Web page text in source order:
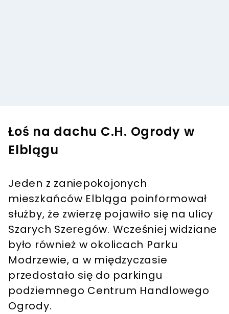
Łoś na dachu C.H. Ogrody w
Elblągu
Jeden z zaniepokojonych
mieszkańców Elbląga poinformował
służby, że zwierzę pojawiło się na ulicy
Szarych Szeregów. Wcześniej widziane
było również w okolicach Parku
Modrzewie, a w międzyczasie
przedostało się do parkingu
podziemnego Centrum Handlowego
Ogrody.